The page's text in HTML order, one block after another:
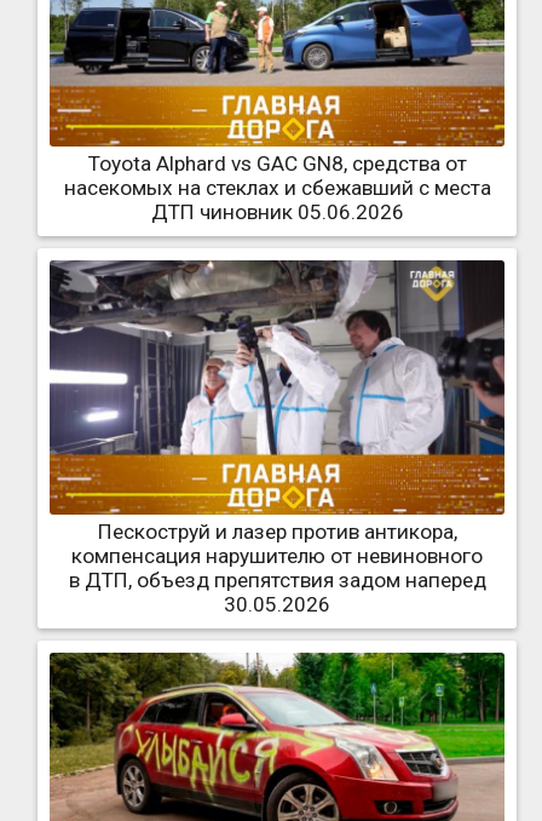
Toyota Alphard vs GAC GN8, средства от
насекомых на стеклах и сбежавший с места
ДТП чиновник 05.06.2026
Пескоструй и лазер против антикора,
компенсация нарушителю от невиновного
в ДТП, объезд препятствия задом наперед
30.05.2026